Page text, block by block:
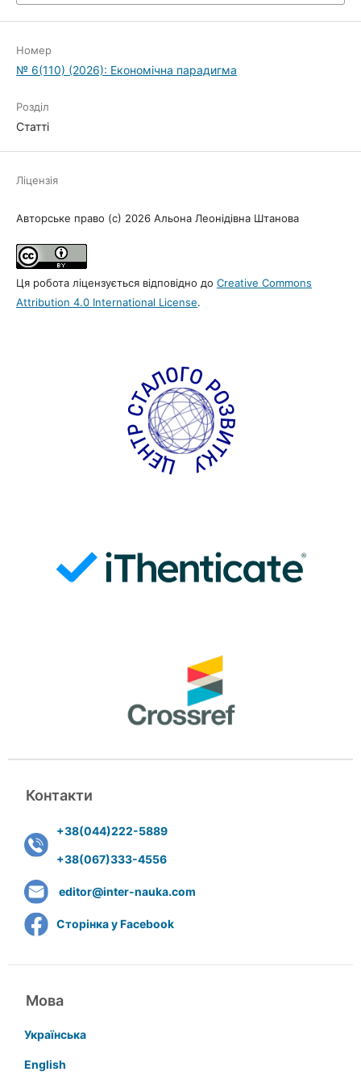
Номер
№ 6(110) (2026): Економічна парадигма
Розділ
Статті
Ліцензія
Авторське право (c) 2026 Альона Леонідівна Штанова
Ця робота ліцензується відповідно до Creative Commons
Attribution 4.0 International License.
Контакти
+38(044)222-5889
+38(067)333-4556
editor@inter-nauka.com
Сторінка у Facebook
Мова
Українська
English